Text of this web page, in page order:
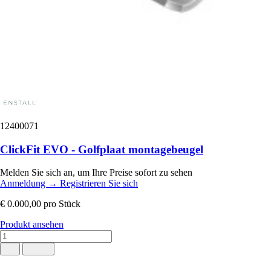
12400071
ClickFit EVO - Golfplaat montagebeugel
Melden Sie sich an, um Ihre Preise sofort zu sehen
Anmeldung → Registrieren Sie sich
€ 0.000,00 pro Stück
Produkt ansehen